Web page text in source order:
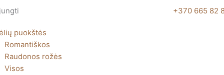
+370 665 82
puokštės
Romantiškos
Raudonos rožės
Visos